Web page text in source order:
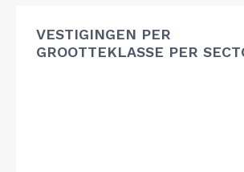
VESTIGINGEN PER
GROOTTEKLASSE PER